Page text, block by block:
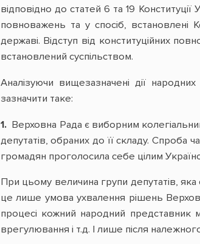
відповідно до статей 6 та 19
повноважень та у спосіб, встановлені
державі. Відступ від конституційних
встановлений суспільством.
Аналізуючи вищезазначені дії
зазначити таке:
1.Верховна Рада є виборним
депутатів, обраних до її складу. Спроба
громадян проголосила себе цілим
При цьому величина групи депутатів,
це лише умова ухвалення рішень
процесі кожний народний представник
врегулювання і т.д. І лише після